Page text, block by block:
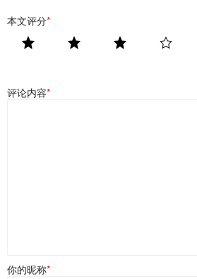
本文评分*
评论内容*
你的昵称*